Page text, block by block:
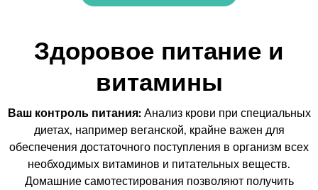
Здоровое питание и
витамины
Ваш контроль питания:Анализ крови при специальных
диетах, например веганской, крайне важен для
обеспечения достаточного поступления в организм всех
необходимых витаминов и питательных веществ.
Домашние самотестирования позволяют получить